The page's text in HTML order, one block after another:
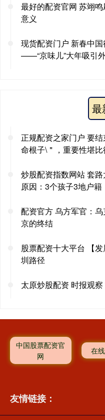
最好的配资官网 苏翊
意义
现货配资门户 新春中
——“京味儿”大年吸引
最
正规配资之家门户 要
命根子\＂，重要性堪
炒股配资指数网站 套
原因：3个孩子3地户
配资官方 乌方军官：
京的终结
股票配资十大平台 【
圳路径
太原炒股配资 时报观察
中国股票配资官
网
在
友情链接：